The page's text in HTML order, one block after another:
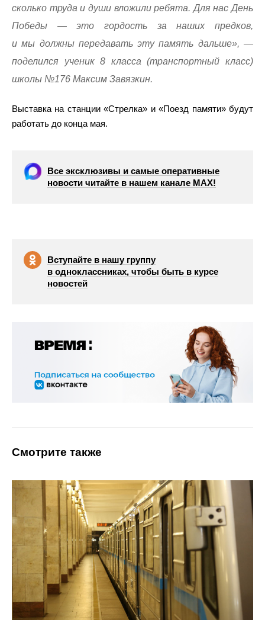
сколько труда и души вложили ребята. Для нас День
Победы — это гордость за наших предков,
и мы должны передавать эту память дальше», —
поделился ученик 8 класса (транспортный класс)
школы №176 Максим Завязкин.
Выставка на станции «Стрелка» и «Поезд памяти» будут
работать до конца мая.
Все эксклюзивы и самые оперативные
новости читайте в нашем канале МАХ!
Вступайте в нашу группу
в одноклассниках, чтобы быть в курсе
новостей
Смотрите также